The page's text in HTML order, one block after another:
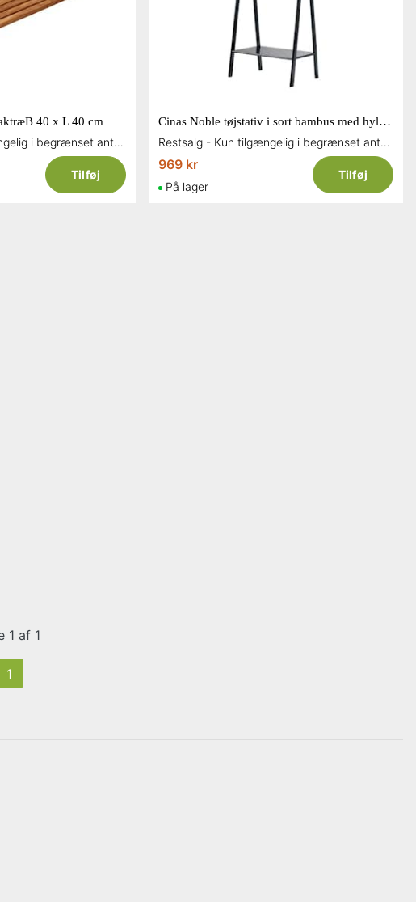
40 x L 40 cm
Restsalg - Kun tilgængelig i begrænset antal og så længe lager haves
Tilføj
Cinas Noble tøjstativ i sort bambus med hylde 180 x 74 x 35 cm
Restsalg - Kun tilgængelig i begrænset antal og så længe lager haves
969 kr
På lager
Tilføj
1 af 1
1